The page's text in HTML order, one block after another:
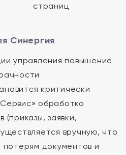
страниц
Синергия
управления повышение
критически
обработка
(приказы, заявки,
вручную, что
документов и